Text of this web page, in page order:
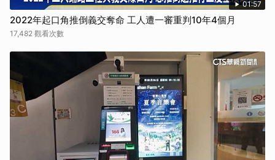
01:57
2022年起口角推倒義交奪命 工人遭一審重判10年4個月
17,482 觀看次數